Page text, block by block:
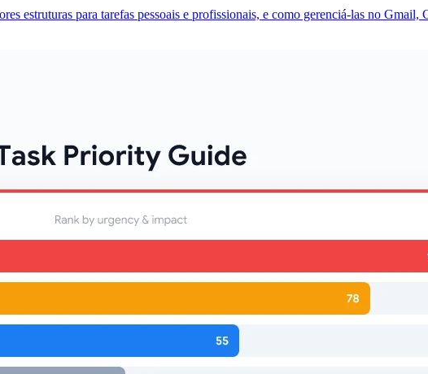
estruturas para tarefas pessoais e profissionais, e como gerenciá-las no Gmail,